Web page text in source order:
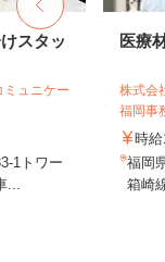
スタッ
ュニケー
1トワー
医療
株式会
福岡事
時
福岡
箱崎